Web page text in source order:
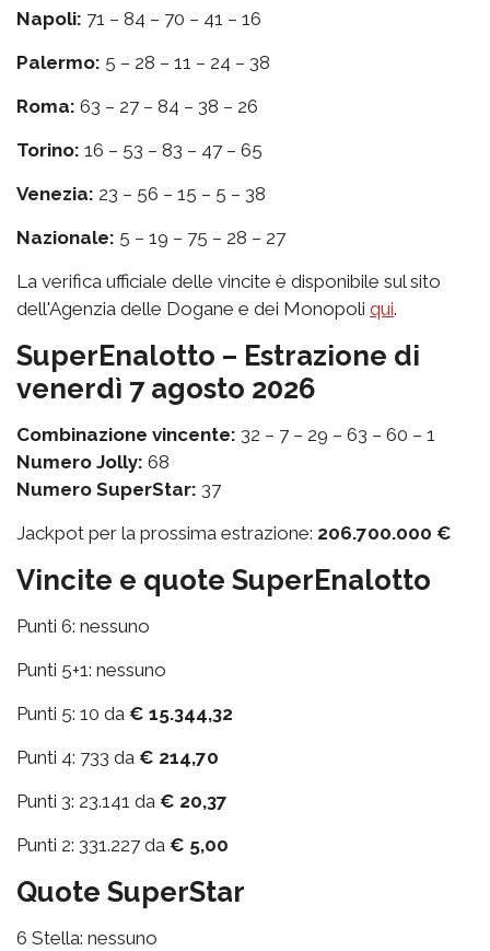
Napoli: 71 – 84 – 70 – 41 – 16
Palermo: 5 – 28 – 11 – 24 – 38
Roma: 63 – 27 – 84 – 38 – 26
Torino: 16 – 53 – 83 – 47 – 65
Venezia: 23 – 56 – 15 – 5 – 38
Nazionale: 5 – 19 – 75 – 28 – 27
La verifica ufficiale delle vincite è disponibile sul sito
dell'Agenzia delle Dogane e dei Monopoli qui.
SuperEnalotto – Estrazione di
venerdì 7 agosto 2026
Combinazione vincente: 32 – 7 – 29 – 63 – 60 – 1
Numero Jolly: 68
Numero SuperStar: 37
Jackpot per la prossima estrazione: 206.700.000 €
Vincite e quote SuperEnalotto
Punti 6: nessuno
Punti 5+1: nessuno
Punti 5: 10 da € 15.344,32
Punti 4: 733 da € 214,70
Punti 3: 23.141 da € 20,37
Punti 2: 331.227 da € 5,00
Quote SuperStar
6 Stella: nessuno